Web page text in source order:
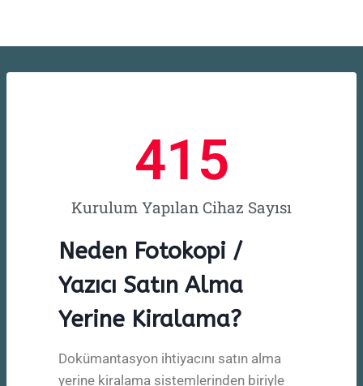
Kurulum Yapılan Cihaz Sayısı
415
Neden Fotokopi /
Yazıcı Satın Alma
Yerine Kiralama?
Dokümantasyon ihtiyacını satın alma
yerine kiralama sistemlerinden biriyle